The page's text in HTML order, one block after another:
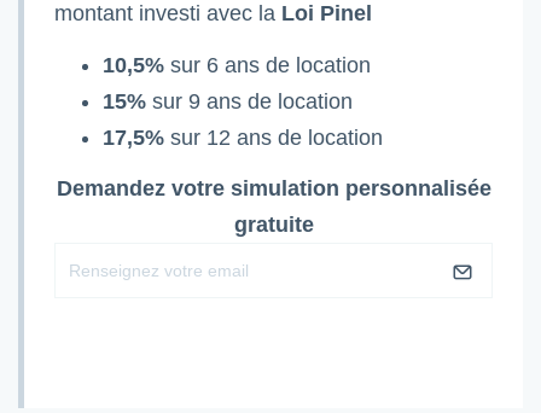
montant investi avec la Loi Pinel
10,5% sur 6 ans de location
15% sur 9 ans de location
17,5% sur 12 ans de location
Demandez votre simulation personnalisée
gratuite